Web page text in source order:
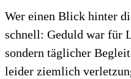
Wer einen Blick hinter
schnell: Geduld war für
sondern täglicher
leider ziemlich